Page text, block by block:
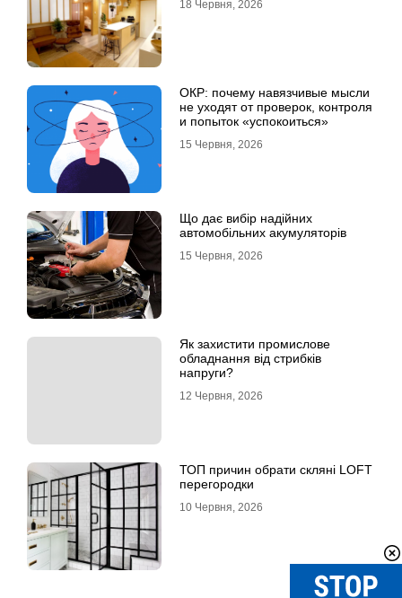
18 Червня, 2026
ОКР: почему навязчивые мысли
не уходят от проверок, контроля
и попыток «успокоиться»
15 Червня, 2026
Що дає вибір надійних
автомобільних акумуляторів
15 Червня, 2026
Як захистити промислове
обладнання від стрибків
напруги?
12 Червня, 2026
ТОП причин обрати скляні LOFT
перегородки
10 Червня, 2026